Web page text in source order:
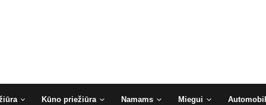
Kūno priežiūra Namams Miegui